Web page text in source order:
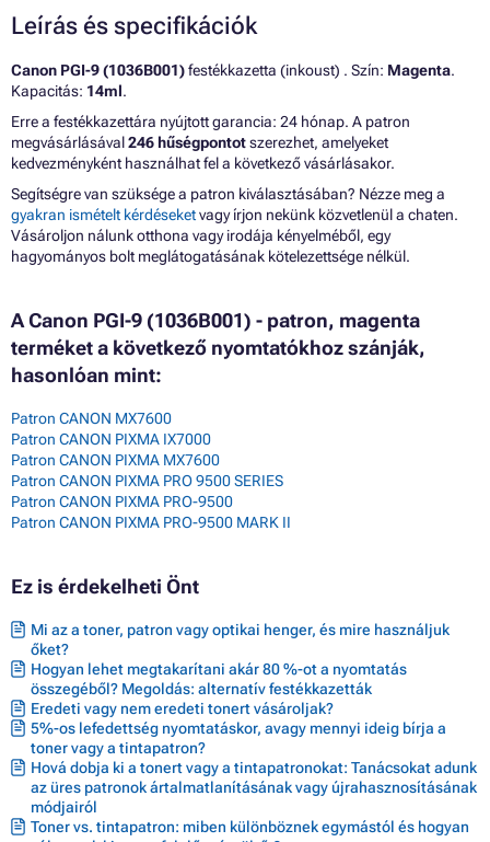
Leírás és specifikációk
Canon PGI-9 (1036B001)festékkazetta (inkoust) . Szín: Magenta.
Kapacitás: 14ml.
Erre a festékkazettára nyújtott garancia: 24 hónap. A patron
megvásárlásával246 hűségpontotszerezhet, amelyeket
kedvezményként használhat fel a következő vásárlásakor.
Segítségre van szüksége a patron kiválasztásában? Nézze meg a
gyakran ismételt kérdéseketvagy írjon nekünk közvetlenül a chaten.
Vásároljon nálunk otthona vagy irodája kényelméből, egy
hagyományos bolt meglátogatásának kötelezettsége nélkül.
A Canon PGI-9 (1036B001) - patron, magenta
terméket a következő nyomtatókhoz szánják,
hasonlóan mint:
Patron CANON MX7600
Patron CANON PIXMA IX7000
Patron CANON PIXMA MX7600
Patron CANON PIXMA PRO 9500 SERIES
Patron CANON PIXMA PRO-9500
Patron CANON PIXMA PRO-9500 MARK II
Ez is érdekelheti Önt
Mi az a toner, patron vagy optikai henger, és mire használjuk
őket?
Hogyan lehet megtakarítani akár 80 %-ot a nyomtatás
összegéből? Megoldás: alternatív festékkazetták
Eredeti vagy nem eredeti tonert vásároljak?
5%-os lefedettség nyomtatáskor, avagy mennyi ideig bírja a
toner vagy a tintapatron?
Hová dobja ki a tonert vagy a tintapatronokat: Tanácsokat adunk
az üres patronok ártalmatlanításának vagy újrahasznosításának
módjairól
Toner vs. tintapatron: miben különböznek egymástól és hogyan